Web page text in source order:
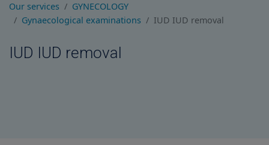
Our services
GYNECOLOGY
Gynaecological examinations
IUD IUD removal
IUD IUD removal